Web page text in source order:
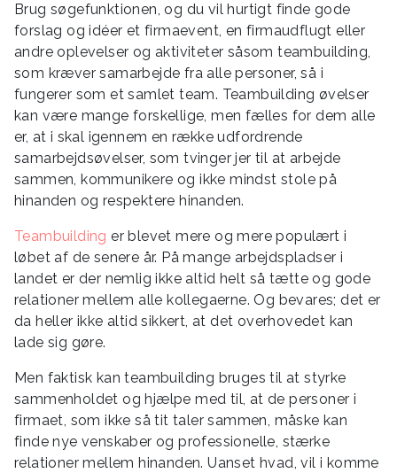
Brug søgefunktionen, og du vil hurtigt finde gode
forslag og idéer et firmaevent, en firmaudflugt eller
andre oplevelser og aktiviteter såsom teambuilding,
som kræver samarbejde fra alle personer, så i
fungerer som et samlet team. Teambuilding øvelser
kan være mange forskellige, men fælles for dem alle
er, at i skal igennem en række udfordrende
samarbejdsøvelser, som tvinger jer til at arbejde
sammen, kommunikere og ikke mindst stole på
hinanden og respektere hinanden.
Teambuilding er blevet mere og mere populært i
løbet af de senere år. På mange arbejdspladser i
landet er der nemlig ikke altid helt så tætte og gode
relationer mellem alle kollegaerne. Og bevares; det er
da heller ikke altid sikkert, at det overhovedet kan
lade sig gøre.
Men faktisk kan teambuilding bruges til at styrke
sammenholdet og hjælpe med til, at de personer i
firmaet, som ikke så tit taler sammen, måske kan
finde nye venskaber og professionelle, stærke
relationer mellem hinanden. Uanset hvad, vil i komme